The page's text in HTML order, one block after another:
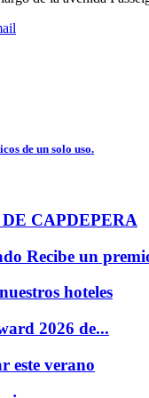
de un solo uso.
CAPDEPERA
Recibe un
hoteles
2026 de...
este verano